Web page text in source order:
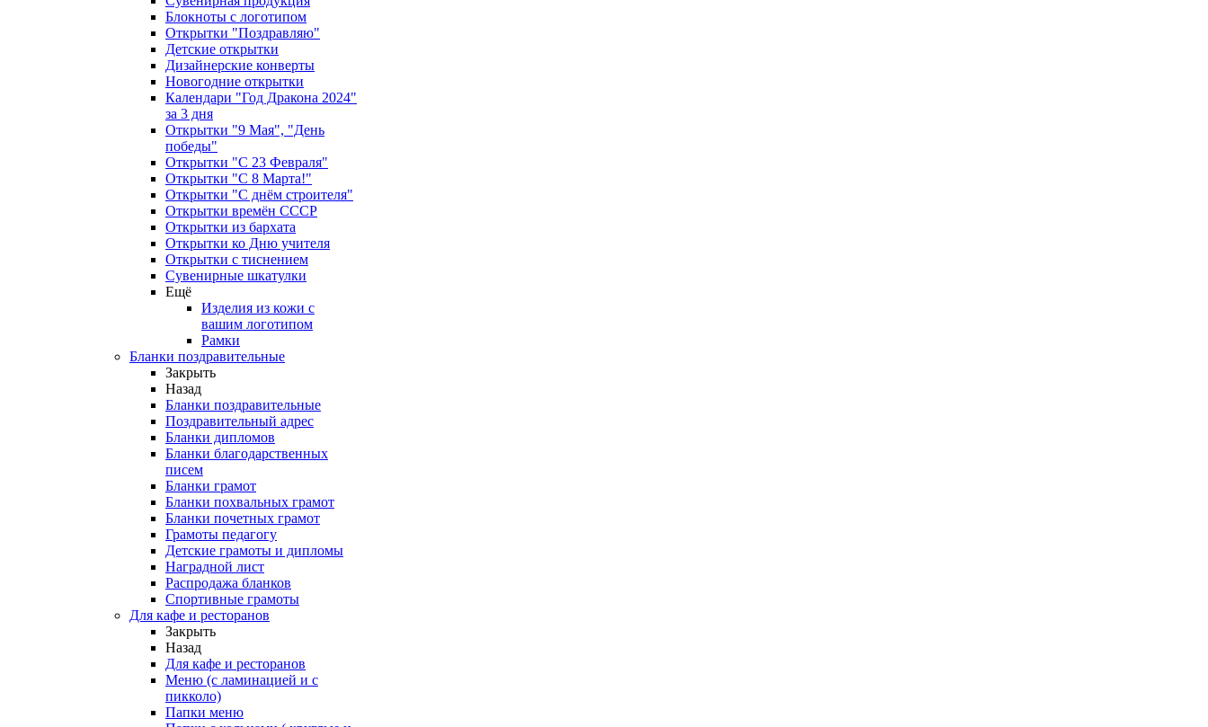
Блокноты с логотипом
Открытки "Поздравляю"
Детские открытки
Дизайнерские конверты
Новогодние открытки
Календари "Год Дракона 2024"
за 3 дня
Открытки "9 Мая", "День
победы"
Открытки "С 23 Февраля"
Открытки "С 8 Марта!"
Открытки "С днём строителя"
Открытки времён СССР
Открытки из бархата
Открытки ко Дню учителя
Открытки с тиснением
Сувенирные шкатулки
Ещё
Изделия из кожи с
вашим логотипом
Рамки
Бланки поздравительные
Закрыть
Назад
Бланки поздравительные
Поздравительный адрес
Бланки дипломов
Бланки благодарственных
писем
Бланки грамот
Бланки похвальных грамот
Бланки почетных грамот
Грамоты педагогу
Детские грамоты и дипломы
Наградной лист
Распродажа бланков
Спортивные грамоты
Для кафе и ресторанов
Закрыть
Назад
Для кафе и ресторанов
Меню (с ламинацией и с
пикколо)
Папки меню